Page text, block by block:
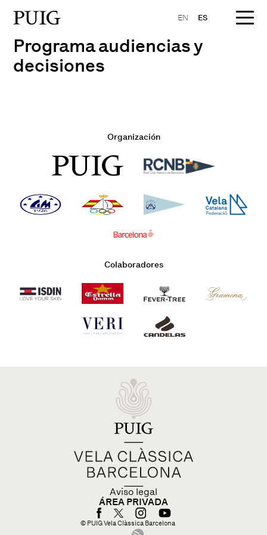
EN ES
Programa audiencias y
decisiones
Organización
Colaboradores
Aviso legal
ÁREA PRIVADA
© PUIG Vela Clàssica Barcelona